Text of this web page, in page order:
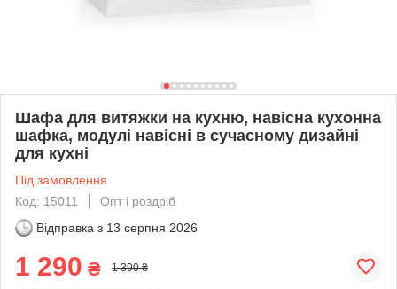
Шафа для витяжки на кухню, навісна кухонна
шафка, модулі навісні в сучасному дизайні
для кухні
Під замовлення
Код: 15011
Опт і роздріб
Відправка з 13 серпня 2026
1 290 ₴ 1 390 ₴